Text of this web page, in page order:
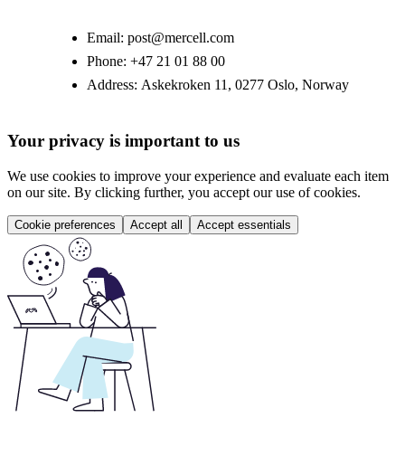
Email: post@mercell.com
Phone: +47 21 01 88 00
Address: Askekroken 11, 0277 Oslo, Norway
Your privacy is important to us
We use cookies to improve your experience and evaluate each item
on our site. By clicking further, you accept our use of cookies.
Cookie preferences Accept all Accept essentials